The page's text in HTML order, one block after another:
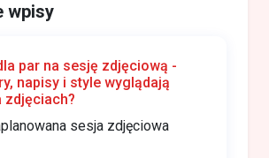
wpisy
par na sesję zdjęciową -
napisy i style wyglądają
zdjęciach?
sesja zdjęciowa